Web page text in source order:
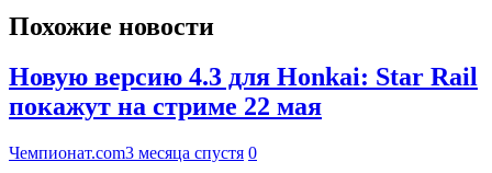
Похожие новости
Новую версию 4.3 для Honkai: Star Rail
покажут на стриме 22 мая
Чемпионат.com3 месяца спустя 0